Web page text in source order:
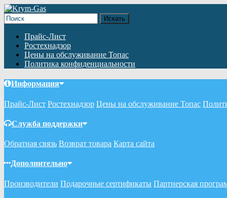
Прайс-Лист
Ростехнадзор
Цены на обслуживание Топас
Политика конфиденциальности
Информация
Прайс-Лист Ростехнадзор Цены на обслуживание Топас
Служба поддержки
Обратная связь Возврат товара Карта сайта
Дополнительно
Производители Подарочные сертификаты Партнерская